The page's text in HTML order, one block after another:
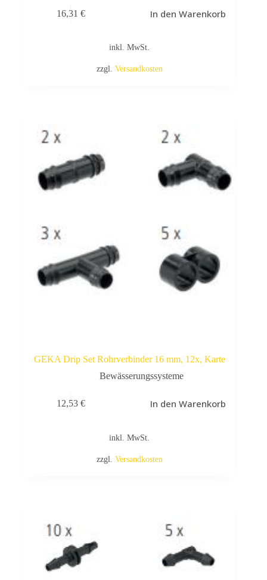
16,31 € In den Warenkorb
inkl. MwSt.
zzgl. Versandkosten
GEKA Drip Set Rohrverbinder 16 mm, 12x, Karte
Bewässerungssysteme
12,53 € In den Warenkorb
inkl. MwSt.
zzgl. Versandkosten